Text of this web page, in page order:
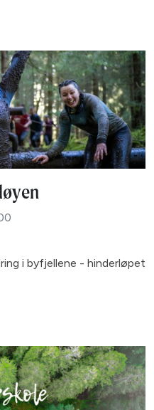
i byfjellene - hinderløpet